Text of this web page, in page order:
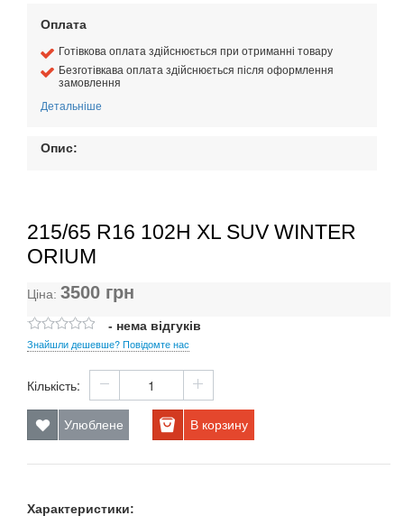
Оплата
Готівкова оплата здійснюється при отриманні товару
Безготівкава оплата здійснюється після оформлення
замовлення
Детальніше
Опис:
215/65 R16 102H XL SUV WINTER
ORIUM
Ціна: 3500 грн
- нема відгуків
Знайшли дешевше? Повідомте нас
Кількість:
Улюблене В корзину
Характеристики: